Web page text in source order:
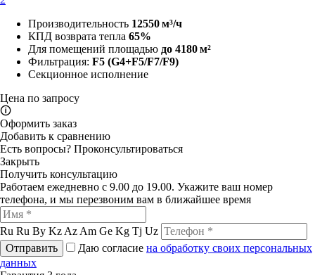
Производительность 12550 м³/ч
КПД возврата тепла 65%
Для помещений площадью до 4180 м²
Фильтрация: F5 (G4+F5/F7/F9)
Секционное исполнение
Цена по запросу
🛈
Оформить заказ
Добавить к сравнению
Есть вопросы? Проконсультироваться
Закрыть
Получить консультацию
Работаем ежедневно с 9.00 до 19.00. Укажите ваш номер
телефона, и мы перезвоним вам в ближайшее время
Ru Ru By Kz Az Am Ge Kg Tj Uz
Отправить
Даю согласие на обработку своих персональных
данных